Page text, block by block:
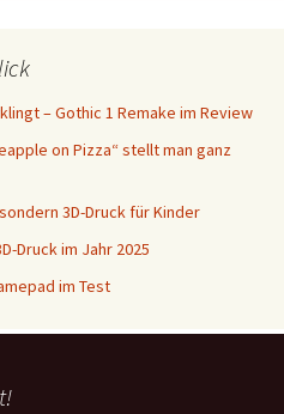
– Gothic 1 Remake im Review
on Pizza“ stellt man ganz
3D-Druck für Kinder
Druck im Jahr 2025
im Test